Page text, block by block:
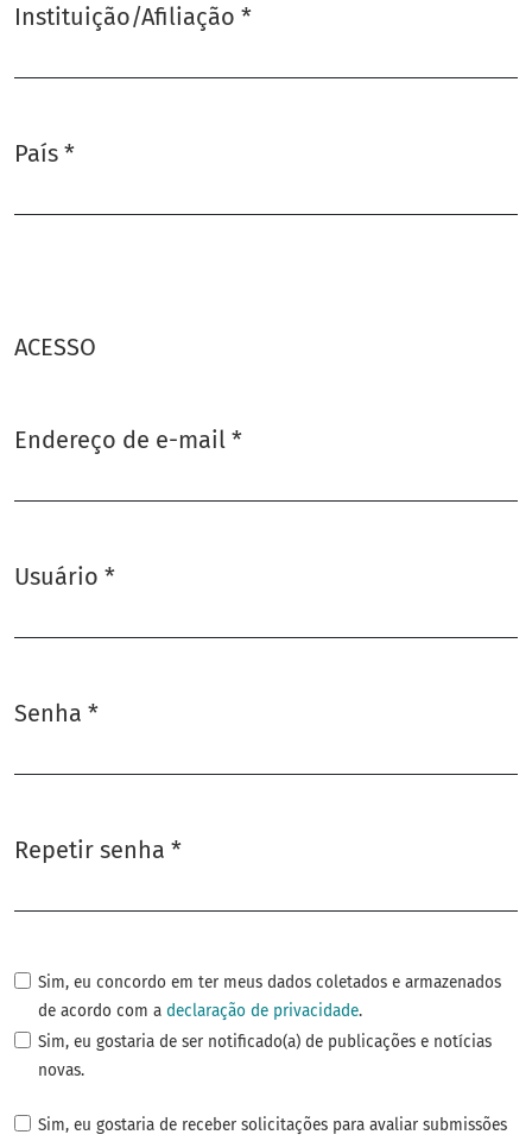
Instituição/Afiliação *
País *
ACESSO
Endereço de e-mail *
Usuário *
Senha *
Repetir senha *
Sim, eu concordo em ter meus dados coletados e armazenados
de acordo com adeclaração de privacidade.
Sim, eu gostaria de ser notificado(a) de publicações e notícias
novas.
Sim, eu gostaria de receber solicitações para avaliar submissões